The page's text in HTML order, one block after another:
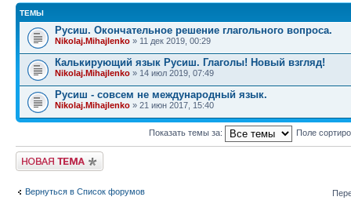
ТЕМЫ
Русиш. Окончательное решение глагольного вопроса.
Nikolaj.Mihajlenko » 11 дек 2019, 00:29
Калькирующий язык Русиш. Глаголы! Новый взгляд!
Nikolaj.Mihajlenko » 14 июл 2019, 07:49
Русиш - совсем не международный язык.
Nikolaj.Mihajlenko » 21 июн 2017, 15:40
Показать темы за: Поле
Новая тема
Вернуться в Список форумов